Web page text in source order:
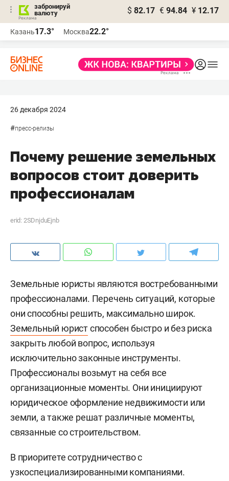
забронируй
валюту
$ 82.17 € 94.84 ¥ 12.17
Казань17.3° Москва22.2°
26 декабря 2024
#пресс-релизы
Почему решение земельных
вопросов стоит доверить
профессионалам
erid: 2SDnjduEjnb
Земельные юристы являются востребованными
профессионалами. Перечень ситуаций, которые
они способны решить, максимально широк.
Земельный юристспособен быстро и без риска
закрыть любой вопрос, используя
исключительно законные инструменты.
Профессионалы возьмут на себя все
организационные моменты. Они инициируют
юридическое оформление недвижимости или
земли, а также решат различные моменты,
связанные со строительством.
В приоритете сотрудничество с
узкоспециализированными компаниями.